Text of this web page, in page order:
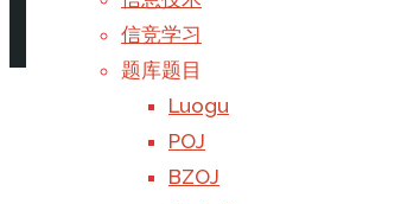
信竞学习
题库题目
Luogu
POJ
BZOJ
/图论/算法
阅读更多
"强连通分量&缩点——Tarjan"
最近公共祖先 LCA